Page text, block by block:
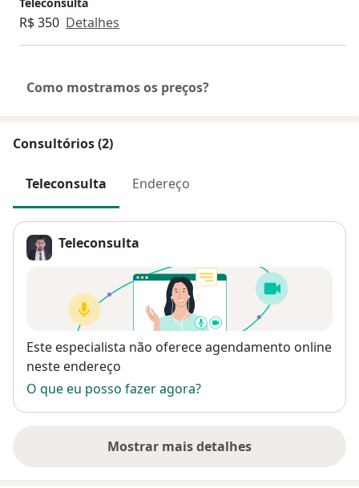
R$ 350 Detalhes
Como mostramos os preços?
Consultórios (2)
Teleconsulta Endereço
Teleconsulta
Disponibilidade
Este especialista não oferece agendamento online
neste endereço
O que eu posso fazer agora?
Mostrar mais detalhes
sobre o endereço